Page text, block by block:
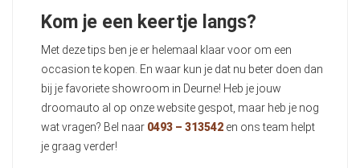
Kom je een keertje langs?
Met deze tips ben je er helemaal klaar voor om een
occasion te kopen. En waar kun je dat nu beter doen dan
bij je favoriete showroom in Deurne! Heb je jouw
droomauto al op onze website gespot, maar heb je nog
wat vragen? Bel naar 0493 – 313542 en ons team helpt
je graag verder!